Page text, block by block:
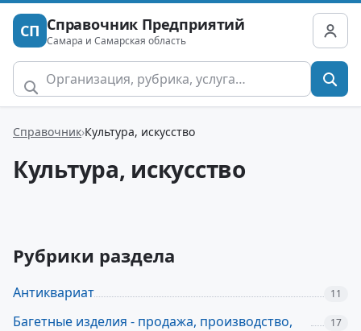
СП Справочник Предприятий
Самара и Самарская область
Справочник Культура, искусство
Культура, искусство
Рубрики раздела
Антиквариат 11
Багетные изделия - продажа, производство,
17